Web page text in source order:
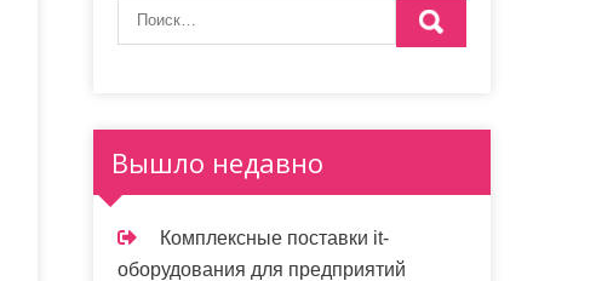
Вышло недавно
Комплексные поставки it-
оборудования для предприятий